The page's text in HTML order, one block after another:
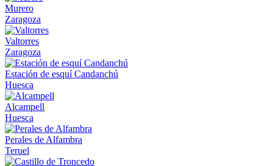
Murero
Zaragoza
Valtorres
Zaragoza
Estación de esquí Candanchú
Huesca
Alcampell
Huesca
Perales de Alfambra
Teruel